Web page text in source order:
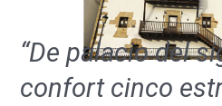
“De palacio del
confort cinco